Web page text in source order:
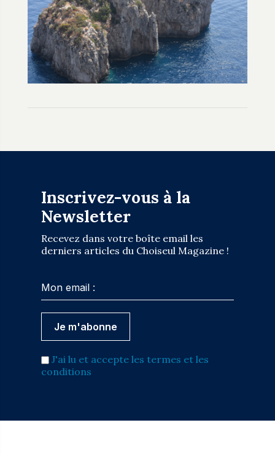
Inscrivez-vous à la
Newsletter
Recevez dans votre boîte email les
derniers articles du Choiseul Magazine !
J'ai lu et accepte les termes et les
conditions